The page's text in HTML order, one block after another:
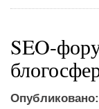
SEO-
Опубликовано: